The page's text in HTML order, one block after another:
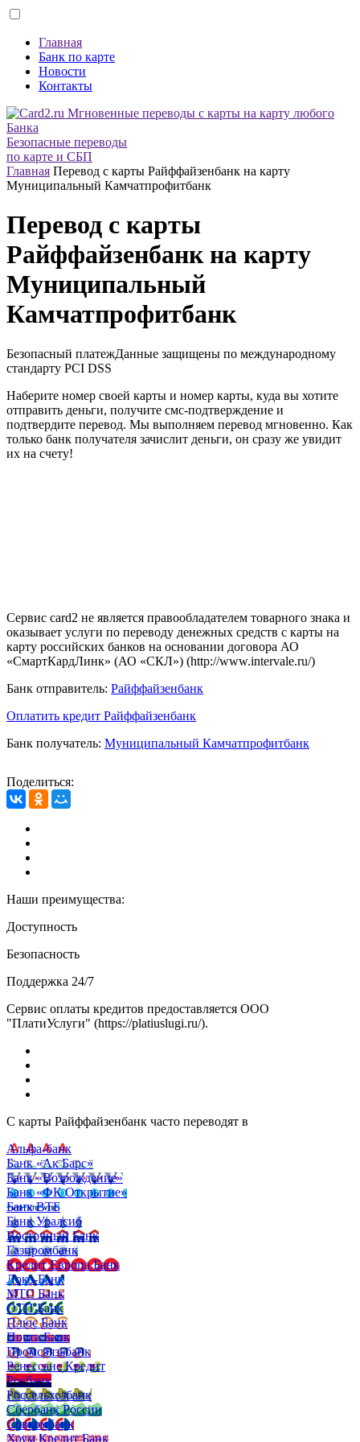
Главная
Банк по карте
Новости
Контакты
Безопасные переводы
по карте и СБП
Главная Перевод с карты Райффайзенбанк на карту
Муниципальный Камчатпрофитбанк
Перевод с карты
Райффайзенбанк на карту
Муниципальный
Камчатпрофитбанк
Безопасный платежДанные защищены по международному
стандарту PCI DSS
Наберите номер своей карты и номер карты, куда вы хотите
отправить деньги, получите смс-подтверждение и
подтвердите перевод. Мы выполняем перевод мгновенно. Как
только банк получателя зачислит деньги, он сразу же увидит
их на счету!
Сервис card2 не является правообладателем товарного знака и
оказывает услуги по переводу денежных средств с карты на
карту российских банков на основании договора АО
«СмартКардЛинк» (АО «СКЛ») (http://www.intervale.ru/)
Банк отправитель: Райффайзенбанк
Оплатить кредит Райффайзенбанк
Банк получатель: Муниципальный Камчатпрофитбанк
Поделиться:
Наши преимущества:
Доступность
Безопасность
Поддержка 24/7
Сервис оплаты кредитов предоставляется ООО
"ПлатиУслуги" (https://platiuslugi.ru/).
С карты Райффайзенбанк часто переводят в
Альфа-банк
Банк «Ак Барс»
Банк «Возрождение»
Банк «ФК Открытие»
Банк ВТБ
Банк Уралсиб
Восточный Банк
Газпромбанк
Кредит Европа Банк
Локо-Банк
МТС Банк
ОТП Банк
Плюс Банк
Почта Банк
Промсвязьбанк
Ренессанс Кредит
Росбанк
Россельхозбанк
Сбербанк России
Совкомбанк
Хоум Кредит Банк